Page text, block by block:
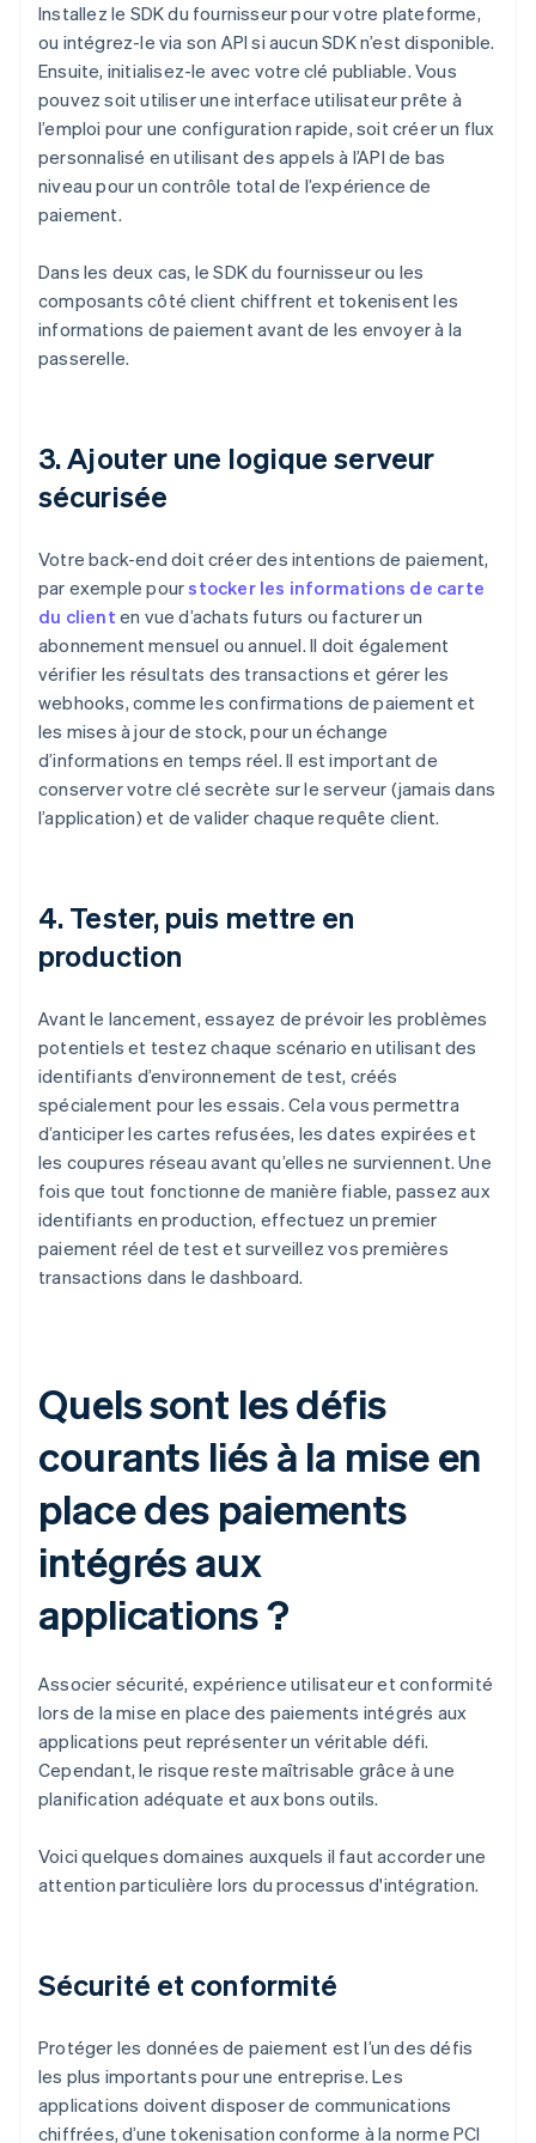
Installez le SDK du fournisseur pour votre plateforme,
ou intégrez-le via son API si aucun SDK n’est disponible.
Ensuite, initialisez-le avec votre clé publiable. Vous
pouvez soit utiliser une interface utilisateur prête à
l’emploi pour une configuration rapide, soit créer un flux
personnalisé en utilisant des appels à l’API de bas
niveau pour un contrôle total de l’expérience de
paiement.
Dans les deux cas, le SDK du fournisseur ou les
composants côté client chiffrent et tokenisent les
informations de paiement avant de les envoyer à la
passerelle.
3. Ajouter une logique serveur
sécurisée
Votre back-end doit créer des intentions de paiement,
par exemple pourstocker les informations de carte
du client en vue d’achats futurs ou facturer un
abonnement mensuel ou annuel. Il doit également
vérifier les résultats des transactions et gérer les
webhooks, comme les confirmations de paiement et
les mises à jour de stock, pour un échange
d’informations en temps réel. Il est important de
conserver votre clé secrète sur le serveur (jamais dans
l’application) et de valider chaque requête client.
4. Tester, puis mettre en
production
Avant le lancement, essayez de prévoir les problèmes
potentiels et testez chaque scénario en utilisant des
identifiants d’environnement de test, créés
spécialement pour les essais. Cela vous permettra
d’anticiper les cartes refusées, les dates expirées et
les coupures réseau avant qu’elles ne surviennent. Une
fois que tout fonctionne de manière fiable, passez aux
identifiants en production, effectuez un premier
paiement réel de test et surveillez vos premières
transactions dans le dashboard.
Quels sont les défis
courants liés à la mise en
place des paiements
intégrés aux
applications ?
Associer sécurité, expérience utilisateur et conformité
lors de la mise en place des paiements intégrés aux
applications peut représenter un véritable défi.
Cependant, le risque reste maîtrisable grâce à une
planification adéquate et aux bons outils.
Voici quelques domaines auxquels il faut accorder une
attention particulière lors du processus d'intégration.
Sécurité et conformité
Protéger les données de paiement est l’un des défis
les plus importants pour une entreprise. Les
applications doivent disposer de communications
chiffrées, d’une tokenisation conforme à la norme PCI